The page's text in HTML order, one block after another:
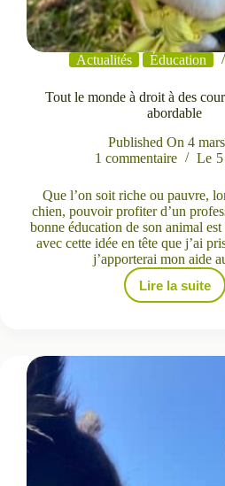
Actualités Éducation
Tout le monde à droit à des
abordable
Published On 4
1 commentaire
Le
Que l’on soit riche ou pauvre,
chien, pouvoir profiter d’un
bonne éducation de son animal
avec cette idée en tête que j’ai
j’apporterai mon aide
Lire la suite
Tout
le